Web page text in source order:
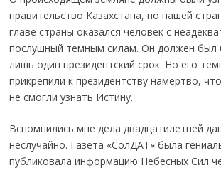
правительство Казахстана, но нашей
главе страны оказался человек с
послушный темным силам. Он должен был
лишь один президентский срок. Но его
прикрепили к президентству намертво,
не смогли узнать Истину.
Вспомнились мне дела двадцатилетней
неслучайно. Газета «СолДАТ» была
публиковала информацию Небесных Сил